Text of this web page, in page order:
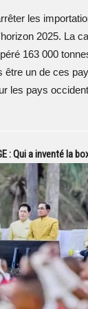
les
2025. La
163 000
être un de ces
les pays
: Qui a inventé la